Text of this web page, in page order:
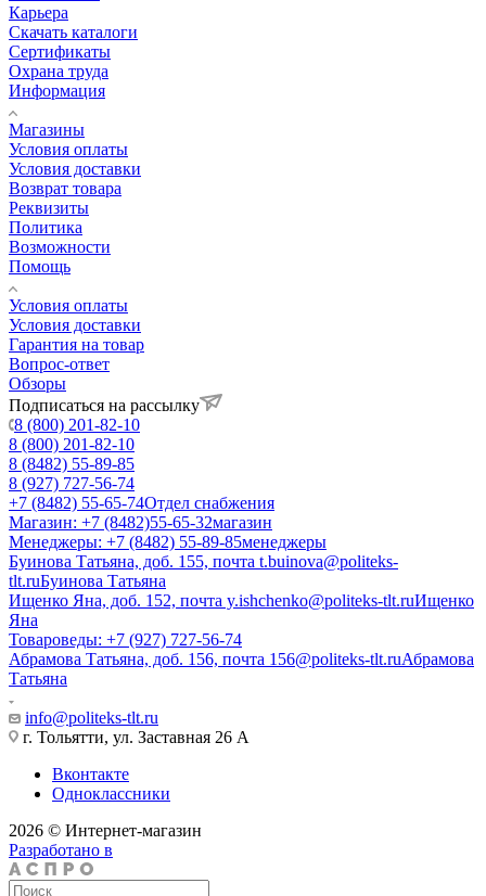
Карьера
Cкачать каталоги
Сертификаты
Охрана труда
Информация
Магазины
Условия оплаты
Условия доставки
Возврат товара
Реквизиты
Политика
Возможности
Помощь
Условия оплаты
Условия доставки
Гарантия на товар
Вопрос-ответ
Обзоры
Подписаться на рассылку
8 (800) 201-82-10
8 (800) 201-82-10
8 (8482) 55-89-85
8 (927) 727-56-74
+7 (8482) 55-65-74Отдел снабжения
Магазин: +7 (8482)55-65-32магазин
Менеджеры: +7 (8482) 55-89-85менеджеры
Буинова Татьяна, доб. 155, почта t.buinova@politeks-
tlt.ruБуинова Татьяна
Ищенко Яна, доб. 152, почта y.ishchenko@politeks-tlt.ruИщенко
Яна
Товароведы: +7 (927) 727-56-74
Абрамова Татьяна, доб. 156, почта 156@politeks-tlt.ruАбрамова
Татьяна
info@politeks-tlt.ru
г. Тольятти, ул. Заставная 26 А
Вконтакте
Одноклассники
2026 © Интернет-магазин
Разработано в